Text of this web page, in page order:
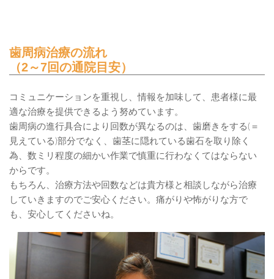
歯周病治療の流れ
（2～7回の通院目安）
コミュニケーションを重視し、情報を加味して、患者様に最
適な治療を提供できるよう努めています。
歯周病の進行具合により回数が異なるのは、歯磨きをする(＝
見えている)部分でなく、歯茎に隠れている歯石を取り除く
為、数ミリ程度の細かい作業で慎重に行わなくてはならない
からです。
もちろん、治療方法や回数などは貴方様と相談しながら治療
していきますのでご安心ください。痛がりや怖がりな方で
も、安心してくださいね。